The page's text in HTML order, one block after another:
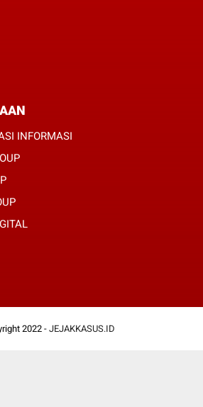
INFORMASI
2022 -JEJAKKASUS.ID